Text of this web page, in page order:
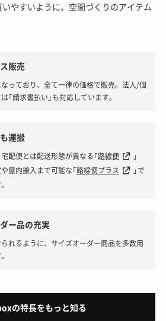
やすいように、空間づくりのアイテム
販売
っており、全て一律の価格で販売。法人/個
「請求書払い」も対応しています。
運搬
配便とは配送形態が異なる「路線便
」
屋内搬入まで可能な「路線便プラス
」で
ー品の充実
れるように、サイズオーダー商品を多数用
の特長をもっと知る